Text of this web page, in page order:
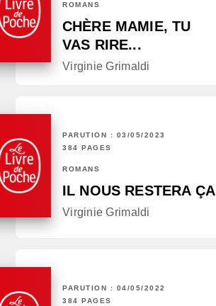
ROMANS
CHÈRE MAMIE, TU
VAS RIRE...
Virginie Grimaldi
PARUTION : 03/05/2023
384 PAGES
ROMANS
IL NOUS RESTERA ÇA
Virginie Grimaldi
PARUTION : 04/05/2022
384 PAGES